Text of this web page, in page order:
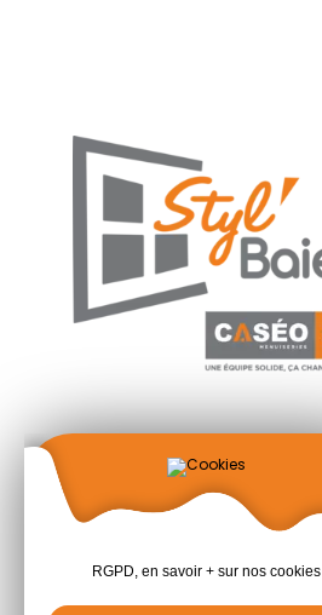
Coordonnées
Parc d'activités
du Grand Plessis
22940 PLAINTEL
RGPD, en savoir + sur nos cookies